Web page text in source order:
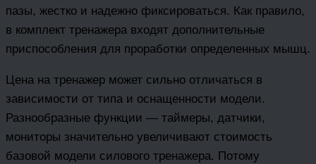
пазы, жестко и надежно фиксироваться. Как правило,
в комплект тренажера входят дополнительные
приспособления для проработки определенных мышц.
Цена на тренажер может сильно отличаться в
зависимости от типа и оснащенности модели.
Разнообразные функции — таймеры, датчики,
мониторы значительно увеличивают стоимость
базовой модели силового тренажера. Потому